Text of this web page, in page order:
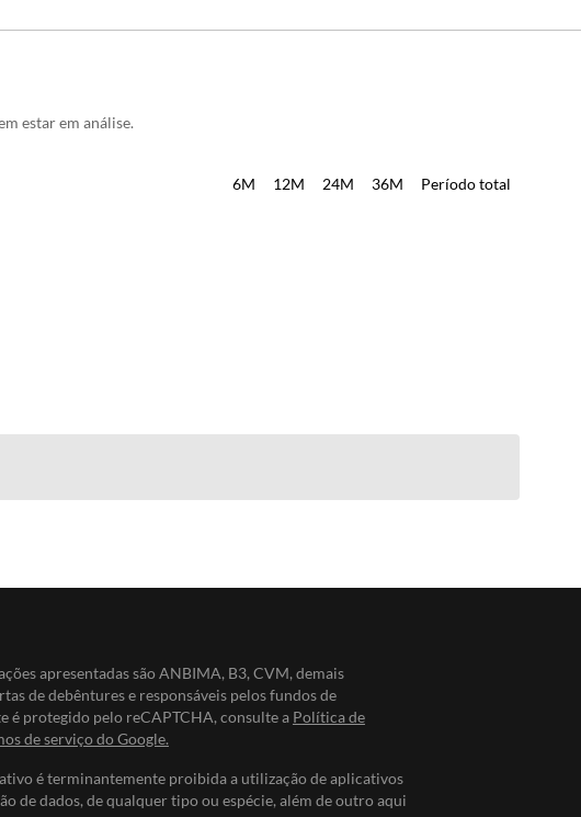
estar em análise.
6M 12M 24M 36M Período total
apresentadas são ANBIMA, B3, CVM, demais
de debêntures e responsáveis pelos fundos de
é protegido pelo reCAPTCHA, consulte a Política de
de serviço do Google.
é terminantemente proibida a utilização de aplicativos
de dados, de qualquer tipo ou espécie, além de outro aqui